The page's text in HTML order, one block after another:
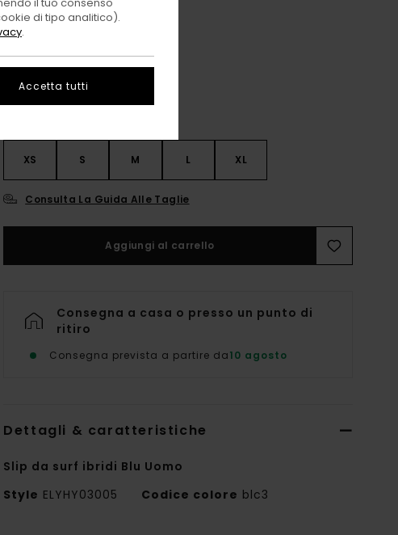
Riviera/offblack
XS S M L XL
Consulta La Guida Alle Taglie
Aggiungi al carrello
Consegna a casa o presso un punto di
ritiro
Consegna prevista a partire da10 agosto
Dettagli & caratteristiche
Slip da surf ibridi Blu Uomo
Style ELYHY03005 Codice colore blc3
di tipo analitico).
.
Accetta tutti